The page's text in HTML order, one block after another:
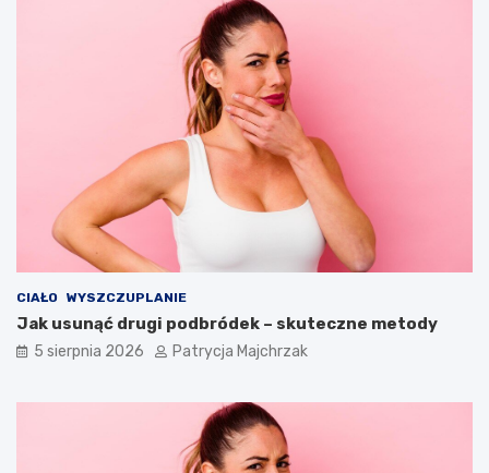
CIAŁO WYSZCZUPLANIE
Jak usunąć drugi podbródek – skuteczne metody
5 sierpnia 2026 Patrycja Majchrzak